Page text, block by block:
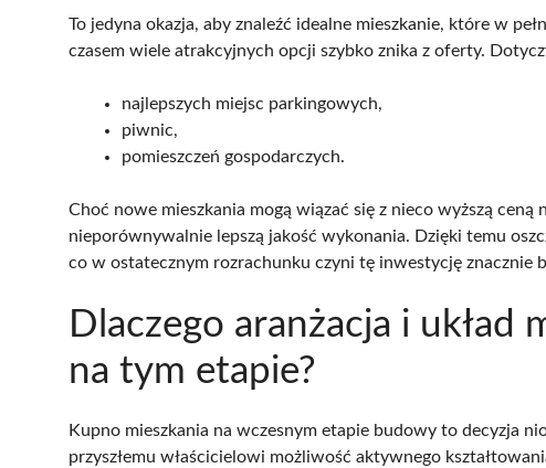
To jedyna okazja, aby znaleźć idealne mieszkanie, które w
czasem wiele atrakcyjnych opcji szybko znika z oferty.
najlepszych miejsc parkingowych,
piwnic,
pomieszczeń gospodarczych.
Choć nowe mieszkania mogą wiązać się z nieco wyższą
nieporównywalnie lepszą jakość wykonania. Dzięki temu
co w ostatecznym rozrachunku czyni tę inwestycję znacznie
Dlaczego aranżacja i układ
na tym etapie?
Kupno mieszkania na wczesnym etapie budowy to decyzja
przyszłemu właścicielowi możliwość aktywnego